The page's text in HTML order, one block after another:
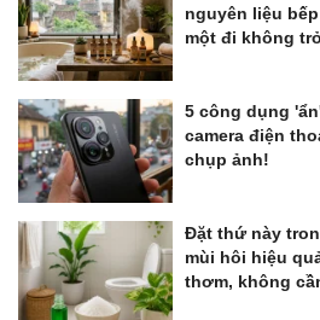
nguyên liệu
một đi không
5 công dụng
camera điện
chụp ảnh!
Đặt thứ này
mùi hôi hiệu
thơm, không